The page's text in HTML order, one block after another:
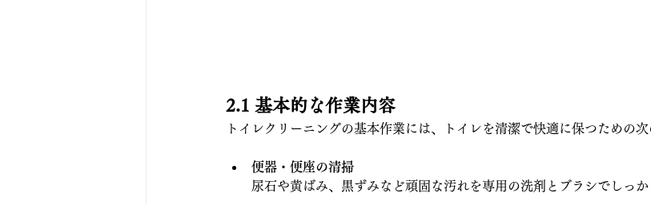
2.1 基本的な作業内容
トイレクリーニングの基本作業には、トイレを清潔で快適に保つための次
便器・便座の清掃
尿石や黄ばみ、黒ずみなど頑固な汚れを専用の洗剤とブラシでしっか